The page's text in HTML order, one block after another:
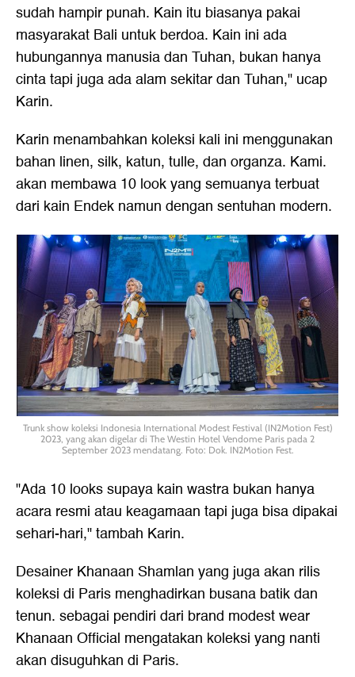
sudah hampir punah. Kain itu biasanya pakai
masyarakat Bali untuk berdoa. Kain ini ada
hubungannya manusia dan Tuhan, bukan hanya
cinta tapi juga ada alam sekitar dan Tuhan," ucap
Karin.
Karin menambahkan koleksi kali ini menggunakan
bahan linen, silk, katun, tulle, dan organza. Kami.
akan membawa 10 look yang semuanya terbuat
dari kain Endek namun dengan sentuhan modern.
Trunk show koleksi Indonesia International Modest Festival (IN2Motion Fest)
2023, yang akan digelar di The Westin Hotel Vendome Paris pada 2
September 2023 mendatang. Foto: Dok. IN2Motion Fest.
"Ada 10 looks supaya kain wastra bukan hanya
acara resmi atau keagamaan tapi juga bisa dipakai
sehari-hari," tambah Karin.
Desainer Khanaan Shamlan yang juga akan rilis
koleksi di Paris menghadirkan busana batik dan
tenun. sebagai pendiri dari brand modest wear
Khanaan Official mengatakan koleksi yang nanti
akan disuguhkan di Paris.